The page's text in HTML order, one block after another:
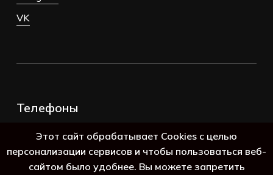
VK
Телефоны
8 (800) 250-69-39
Этот сайт обрабатывает Cookies с целью
персонализации сервисов и чтобы пользоваться веб-
сайтом было удобнее. Вы можете запретить